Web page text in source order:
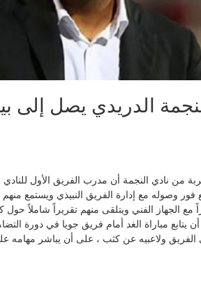
الدريدي يصل إلى
من نادي النجمة أن مدرب الفريق الأول
فور وصوله مع إدارة الفريق النبيذي ويستمع
مع الجهاز الفني ويتلقى منهم تقريراً شاملاً
يتابع مباراة الغد أمام فريق جويا في دورة
الفريق ولاعبيه عن كثب ، على أن يباشر مهامه